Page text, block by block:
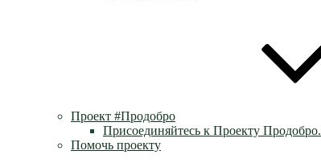
Проект #Продобро
Присоединяйтесь к Проекту Продобро.
Помочь проекту